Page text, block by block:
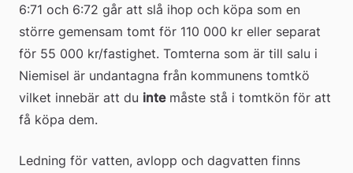
6:71 och 6:72 går att slå ihop och köpa som en
större gemensam tomt för 110 000 kr eller separat
för 55 000 kr/fastighet. Tomterna som är till salu i
Niemisel är undantagna från kommunens tomtkö
vilket innebär att du inte måste stå i tomtkön för att
få köpa dem.
Ledning för vatten, avlopp och dagvatten finns